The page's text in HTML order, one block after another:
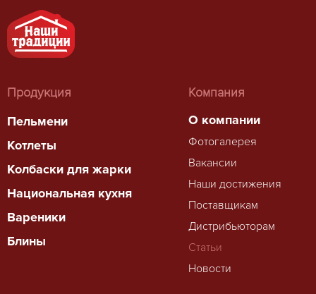
Продукция
Пельмени
Котлеты
Колбаски для жарки
Национальная кухня
Вареники
Блины
Компания
О компании
Фотогалерея
Вакансии
Наши достижения
Поставщикам
Дистрибьюторам
Статьи
Новости